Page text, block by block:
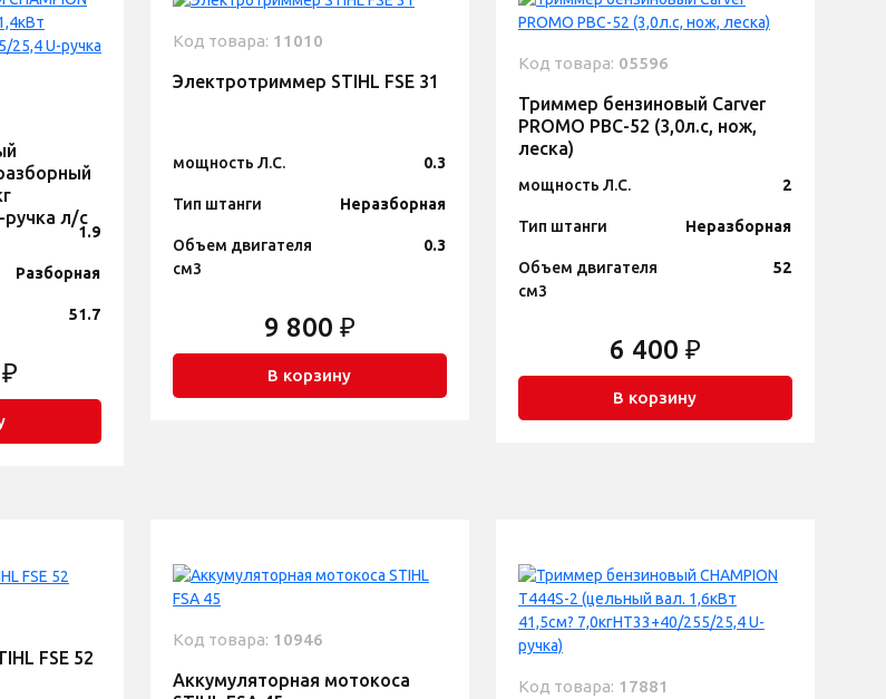
ручка л/с
1.9
Разборная
51.7
Код товара: 11010
Электротриммер STIHL FSE 31
мощность Л.С. 0.3
Тип штанги Неразборная
Объем двигателя
см3
0.3
9 800 ₽
В корзину
Код товара: 05596
Триммер бензиновый Carver
PROMO PBC-52 (3,0л.с, нож,
леска)
мощность Л.С. 2
Тип штанги Неразборная
Объем двигателя
см3
52
6 400 ₽
В корзину
FSE 52
Код товара: 10946
Аккумуляторная мотокоса
Код товара: 17881